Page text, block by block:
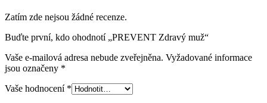
Zatím zde nejsou žádné recenze.
Buďte první, kdo ohodnotí „PREVENT Zdravý muž“
Vaše e-mailová adresa nebude zveřejněna. Vyžadované informace
jsou označeny *
Vaše hodnocení *